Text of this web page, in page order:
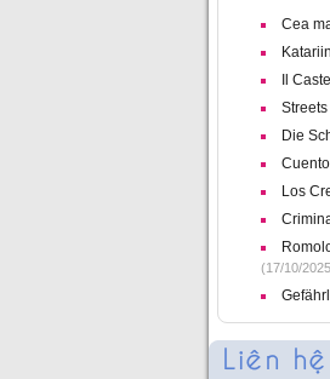
Cea
Il
Die
Los
(17/10/